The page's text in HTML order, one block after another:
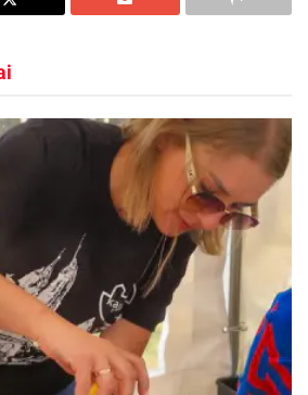
Temų, kurioms pritarta,
dalyvauti visoje Lietuvoje
konkurse „Tvari Lietuva“
07
Respublikinis tapytojų pleneras
abipus Nevėžio“!
gyventojų įsitraukimą